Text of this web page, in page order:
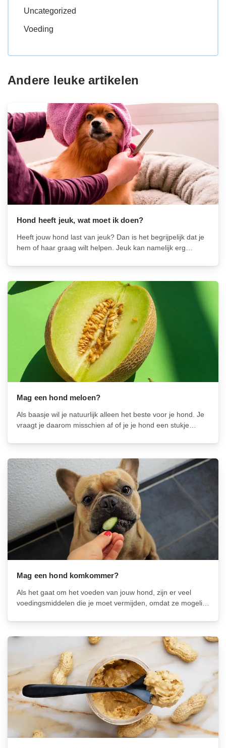
Uncategorized
Voeding
Andere leuke artikelen
Hond heeft jeuk, wat moet ik doen?
Heeft jouw hond last van jeuk? Dan is het begrijpelijk dat je
hem of haar graag wilt helpen. Jeuk kan namelijk erg
oorzaken hebben, zoals allergieën, parasieten,
voedselintoleranties of huidaandoeningen....
Mag een hond meloen?
Als baasje wil je natuurlijk alleen het beste voor je hond. Je
vraagt je daarom misschien af of je je hond een stukje
kunnen inderdaad meloen eten en het kan...
Mag een hond komkommer?
Als het gaat om het voeden van jouw hond, zijn er veel
voedingsmiddelen die je moet vermijden, omdat ze mogelijk
hoe zit het met komkommers? Mag een hond op zijn tijd...